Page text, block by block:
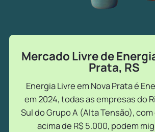
Mercado Livre de
Prata, RS
Energia Livre em Nova Prata é
em 2024, todas as empresas do
Sul do Grupo A (Alta Tensão),
acima de R$ 5.000, podem